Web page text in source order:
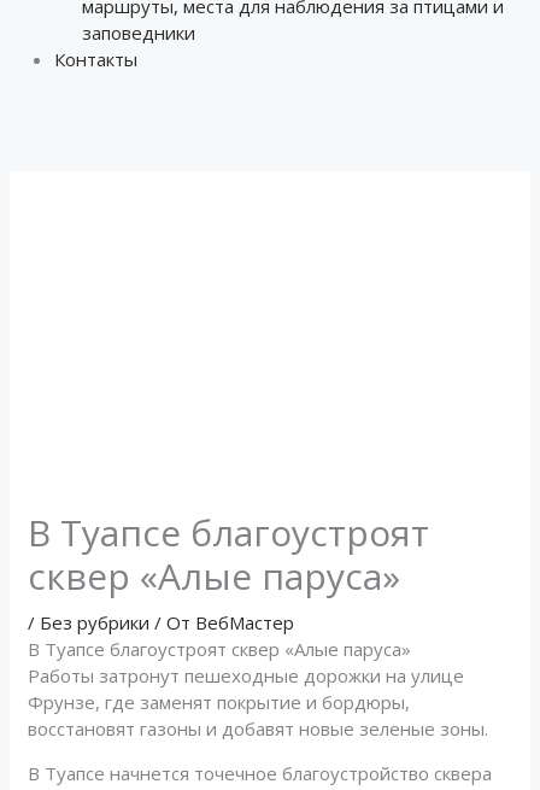
маршруты, места для наблюдения за птицами и
заповедники
Контакты
В Туапсе благоустроят
сквер «Алые паруса»
/ Без рубрики / От ВебМастер
В Туапсе благоустроят сквер «Алые паруса»
Работы затронут пешеходные дорожки на улице
Фрунзе, где заменят покрытие и бордюры,
восстановят газоны и добавят новые зеленые зоны.
В Туапсе начнется точечное благоустройство сквера